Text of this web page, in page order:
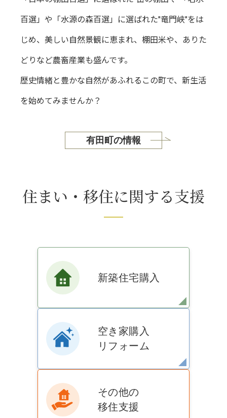
百選」や「水源の森百選」に選ばれた"竜門峡"をは
じめ、美しい自然景観に恵まれ、棚田米や、ありた
どりなど農畜産業も盛んです。
歴史情緒と豊かな自然があふれるこの町で、新生活
を始めてみませんか？
有田町の情報
新築住宅購入
空き家購入
リフォーム
その他の
移住支援